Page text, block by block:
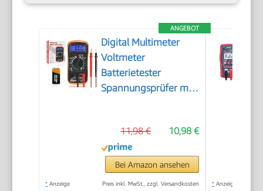
ANGEBOT
Digital Multimeter
Voltmeter
Batterietester
Spannungsprüfer mit
10,98 €
11,98 €
Bei Amazon ansehen
* Anzeige Preis inkl. MwSt., zzgl. Versandkosten * Anzeige